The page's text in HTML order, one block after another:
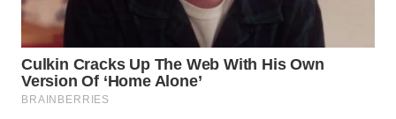
NIAS
WN
LANGKAT